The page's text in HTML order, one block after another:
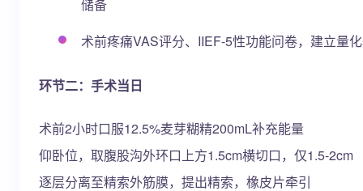
储备
术前疼痛VAS评分、IIEF-5性功能问卷，建立量
环节二：手术当日
术前2小时口服12.5%麦芽糊精200mL补充能量
仰卧位，取腹股沟外环口上方1.5cm横切口，仅1.5-2cm
逐层分离至精索外筋膜，提出精索，橡皮片牵引